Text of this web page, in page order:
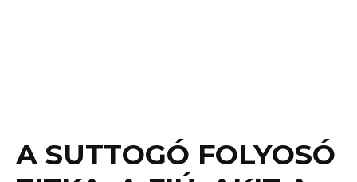
A SUTTOGÓ FOLYOSÓ